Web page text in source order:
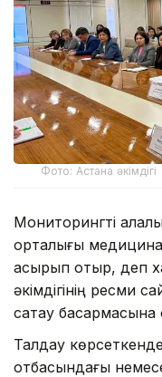
Фото: Астана әкімдігі
Мониторингті
орталығы
асырып отыр, деп
әкімдігінің ресми
сақтау
Талдау
отбасындағы